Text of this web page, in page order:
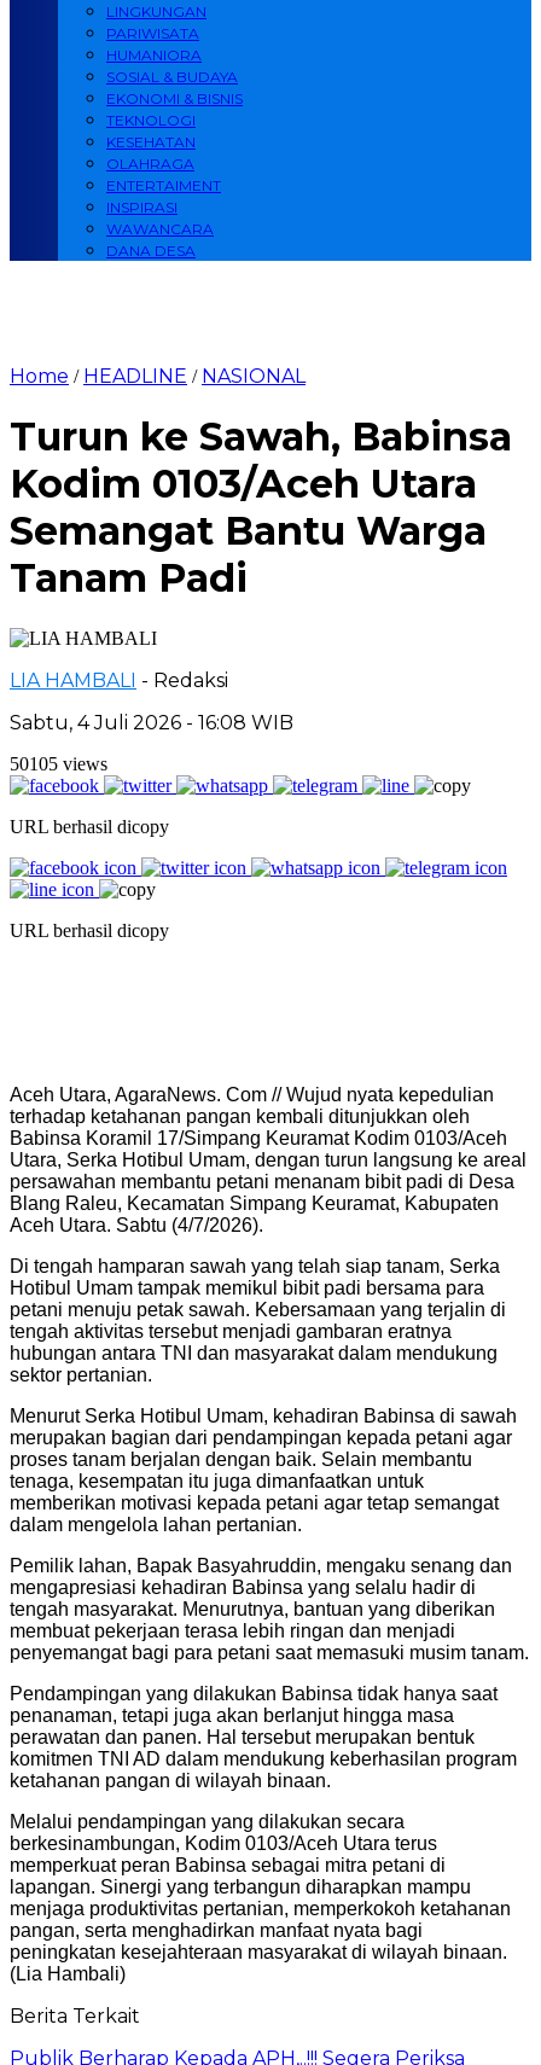
LINGKUNGAN
PARIWISATA
HUMANIORA
SOSIAL & BUDAYA
EKONOMI & BISNIS
TEKNOLOGI
KESEHATAN
OLAHRAGA
ENTERTAIMENT
INSPIRASI
WAWANCARA
DANA DESA
Home / HEADLINE / NASIONAL
Turun ke Sawah, Babinsa
Kodim 0103/Aceh Utara
Semangat Bantu Warga
Tanam Padi
LIA HAMBALI - Redaksi
Sabtu, 4 Juli 2026 - 16:08 WIB
50105 views
URL berhasil dicopy
URL berhasil dicopy
Aceh Utara, AgaraNews. Com // Wujud nyata kepedulian
terhadap ketahanan pangan kembali ditunjukkan oleh
Babinsa Koramil 17/Simpang Keuramat Kodim 0103/Aceh
Utara, Serka Hotibul Umam, dengan turun langsung ke areal
persawahan membantu petani menanam bibit padi di Desa
Blang Raleu, Kecamatan Simpang Keuramat, Kabupaten
Aceh Utara. Sabtu (4/7/2026).
Di tengah hamparan sawah yang telah siap tanam, Serka
Hotibul Umam tampak memikul bibit padi bersama para
petani menuju petak sawah. Kebersamaan yang terjalin di
tengah aktivitas tersebut menjadi gambaran eratnya
hubungan antara TNI dan masyarakat dalam mendukung
sektor pertanian.
Menurut Serka Hotibul Umam, kehadiran Babinsa di sawah
merupakan bagian dari pendampingan kepada petani agar
proses tanam berjalan dengan baik. Selain membantu
tenaga, kesempatan itu juga dimanfaatkan untuk
memberikan motivasi kepada petani agar tetap semangat
dalam mengelola lahan pertanian.
Pemilik lahan, Bapak Basyahruddin, mengaku senang dan
mengapresiasi kehadiran Babinsa yang selalu hadir di
tengah masyarakat. Menurutnya, bantuan yang diberikan
membuat pekerjaan terasa lebih ringan dan menjadi
penyemangat bagi para petani saat memasuki musim tanam.
Pendampingan yang dilakukan Babinsa tidak hanya saat
penanaman, tetapi juga akan berlanjut hingga masa
perawatan dan panen. Hal tersebut merupakan bentuk
komitmen TNI AD dalam mendukung keberhasilan program
ketahanan pangan di wilayah binaan.
Melalui pendampingan yang dilakukan secara
berkesinambungan, Kodim 0103/Aceh Utara terus
memperkuat peran Babinsa sebagai mitra petani di
lapangan. Sinergi yang terbangun diharapkan mampu
menjaga produktivitas pertanian, memperkokoh ketahanan
pangan, serta menghadirkan manfaat nyata bagi
peningkatan kesejahteraan masyarakat di wilayah binaan.
(Lia Hambali)
Berita Terkait
Publik Berharap Kepada APH,..!!! Segera Periksa